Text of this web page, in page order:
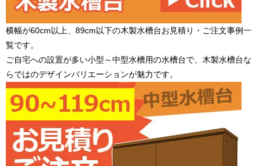
横幅が60cm以上、89cm以下の木製水槽台お見積り・ご注文事例一
覧です。
ご自宅への設置が多い小型～中型水槽用の水槽台で、木製水槽台な
らではのデザインバリエーションが魅力です。